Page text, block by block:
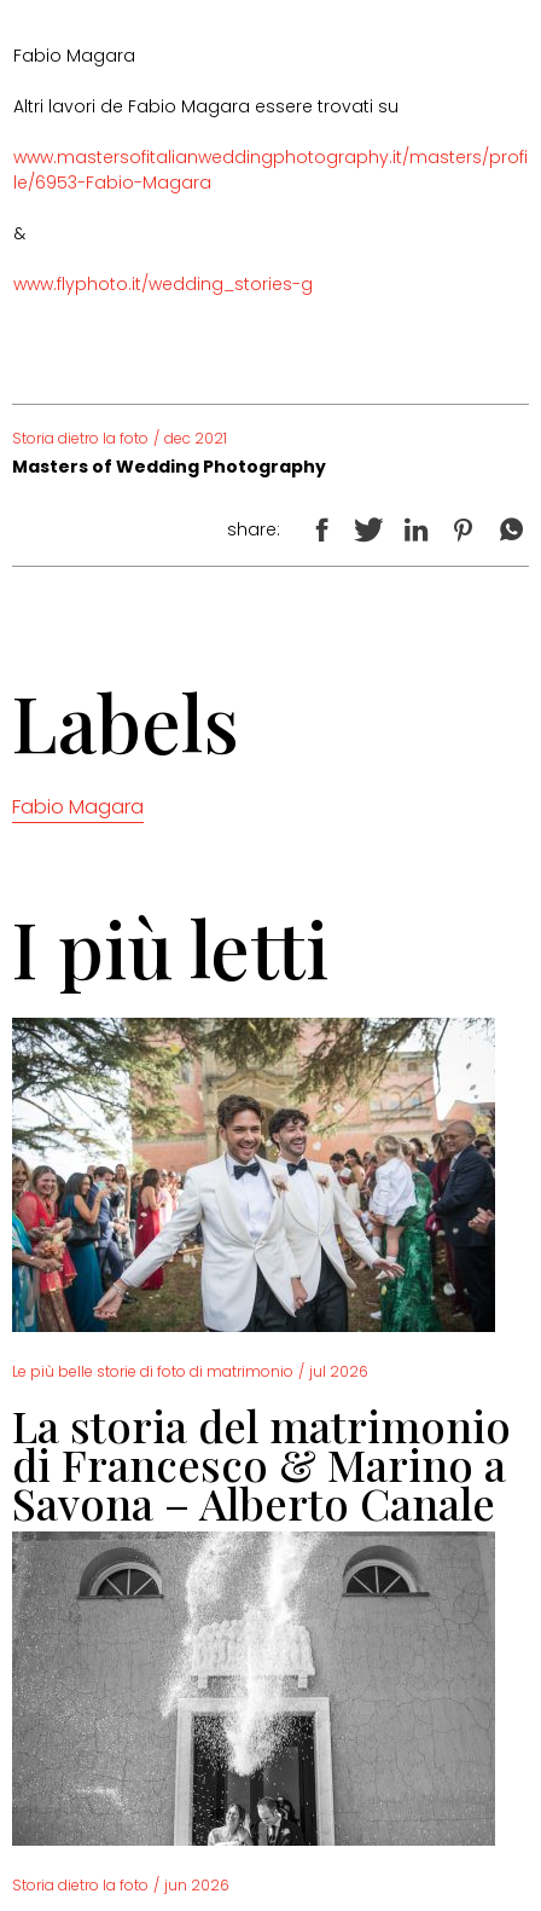
Fabio Magara
Altri lavori de Fabio Magara essere trovati su
www.mastersofitalianweddingphotography.it/masters/profi
le/6953-Fabio-Magara
&
www.flyphoto.it/wedding_stories-g
Storia dietro la foto / dec 2021
Masters of Wedding Photography
share:
Labels
Fabio Magara
I più letti
Le più belle storie di foto di matrimonio / jul 2026
La storia del matrimonio
di Francesco & Marino a
Savona – Alberto Canale
Storia dietro la foto / jun 2026